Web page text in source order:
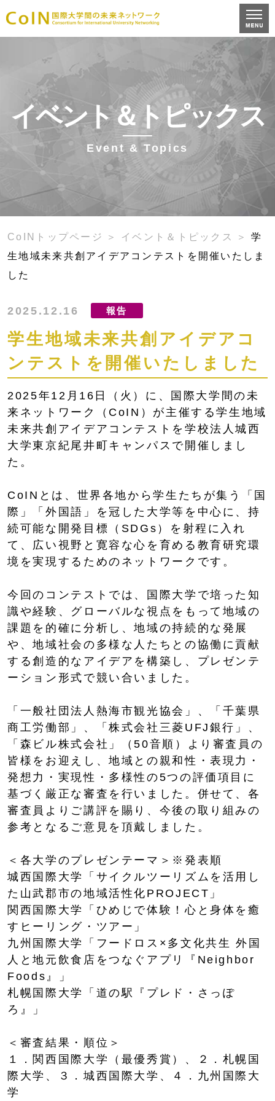
イベント＆トピックス
Event & Topics
CoINトップページ イベント＆トピックス
学
生地域未来共創アイデアコンテストを開催いたしま
した
2025.12.16 報告
学生地域未来共創アイデアコ
ンテストを開催いたしました
2025年12月16日（火）に、国際大学間の未
来ネットワーク（CoIN）が主催する学生地域
未来共創アイデアコンテストを学校法人城西
大学東京紀尾井町キャンパスで開催しまし
た。
CoINとは、世界各地から学生たちが集う「国
際」「外国語」を冠した大学等を中心に、持
続可能な開発目標（SDGs）を射程に入れ
て、広い視野と寛容な心を育める教育研究環
境を実現するためのネットワークです。
今回のコンテストでは、国際大学で培った知
識や経験、グローバルな視点をもって地域の
課題を的確に分析し、地域の持続的な発展
や、地域社会の多様な人たちとの協働に貢献
する創造的なアイデアを構築し、プレゼンテ
ーション形式で競い合いました。
「一般社団法人熱海市観光協会」、「千葉県
商工労働部」、「株式会社三菱UFJ銀行」、
「森ビル株式会社」（50音順）より審査員の
皆様をお迎えし、地域との親和性・表現力・
発想力・実現性・多様性の5つの評価項目に
基づく厳正な審査を行いました。併せて、各
審査員よりご講評を賜り、今後の取り組みの
参考となるご意見を頂戴しました。
＜各大学のプレゼンテーマ＞※発表順
城西国際大学「サイクルツーリズムを活用し
た山武郡市の地域活性化PROJECT」
関西国際大学「ひめじで体験！心と身体を癒
すヒーリング・ツアー」
九州国際大学「フードロス×多文化共生 外国
人と地元飲食店をつなぐアプリ『Neighbor
Foods』」
札幌国際大学「道の駅『プレド・さっぽ
ろ』」
＜審査結果・順位＞
１．関西国際大学（最優秀賞）、２．札幌国
際大学、３．城西国際大学、４．九州国際大
学